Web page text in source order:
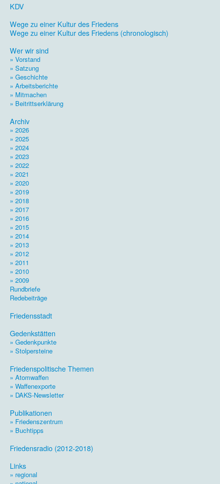
KDV
Wege zu einer Kultur des Friedens
Wege zu einer Kultur des Friedens (chronologisch)
Wer wir sind
» Vorstand
» Satzung
» Geschichte
» Arbeitsberichte
» Mitmachen
» Beitrittserklärung
Archiv
» 2026
» 2025
» 2024
» 2023
» 2022
» 2021
» 2020
» 2019
» 2018
» 2017
» 2016
» 2015
» 2014
» 2013
» 2012
» 2011
» 2010
» 2009
Rundbriefe
Redebeiträge
Friedensstadt
Gedenkstätten
» Gedenkpunkte
» Stolpersteine
Friedenspolitische Themen
» Atomwaffen
» Waffenexporte
» DAKS-Newsletter
Publikationen
» Friedenszentrum
» Buchtipps
Friedensradio (2012-2018)
Links
» regional